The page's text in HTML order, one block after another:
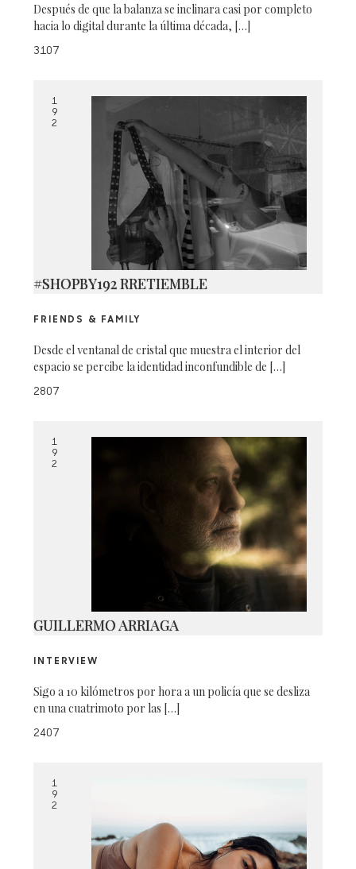
04-CK-192
Después de que la balanza se inclinara casi por completo
hacia lo digital durante la última década, […]
3107
1
9
2
#SHOPBY192 RRETIEMBLE
FRIENDS & FAMILY
Desde el ventanal de cristal que muestra el interior del
espacio se percibe la identidad inconfundible de […]
2807
1
9
2
GUILLERMO ARRIAGA
INTERVIEW
Sigo a 10 kilómetros por hora a un policía que se desliza
en una cuatrimoto por las […]
2407
1
9
2